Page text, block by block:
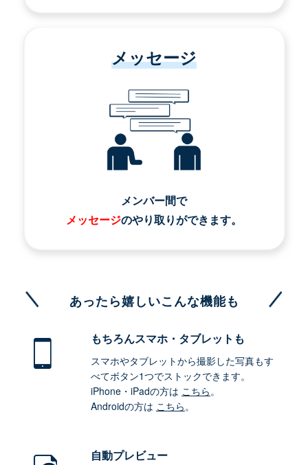
メッセージ
メンバー間で
メッセージのやり取りができます。
あったら嬉しいこんな機能も
もちろんスマホ・タブレットも
スマホやタブレットから撮影した写真もす
べてボタン1つでストックできます。
iPhone・iPadの方は こちら。
Androidの方は こちら。
自動プレビュー